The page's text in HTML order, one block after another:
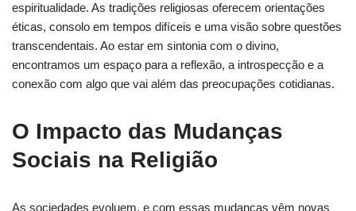
espiritualidade. As tradições religiosas oferecem orientações
éticas, consolo em tempos difíceis e uma visão sobre questões
transcendentais. Ao estar em sintonia com o divino,
encontramos um espaço para a reflexão, a introspecção e a
conexão com algo que vai além das preocupações cotidianas.
O Impacto das Mudanças
Sociais na Religião
As sociedades evoluem, e com essas mudanças vêm novas